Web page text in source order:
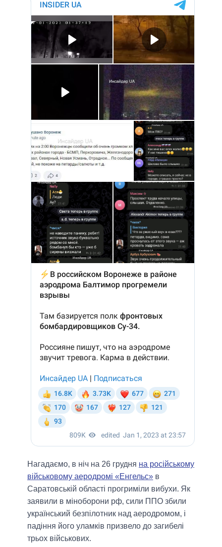
Нагадаємо, в ніч на 26 грудня на російському
військовому аеродромі «Енгельс» в
Саратовській області прогриміли вибухи. Як
заявили в міноборони рф, сили ППО збили
український безпілотник над аеродромом, і
падіння його уламків призвело до загибелі
трьох військових.